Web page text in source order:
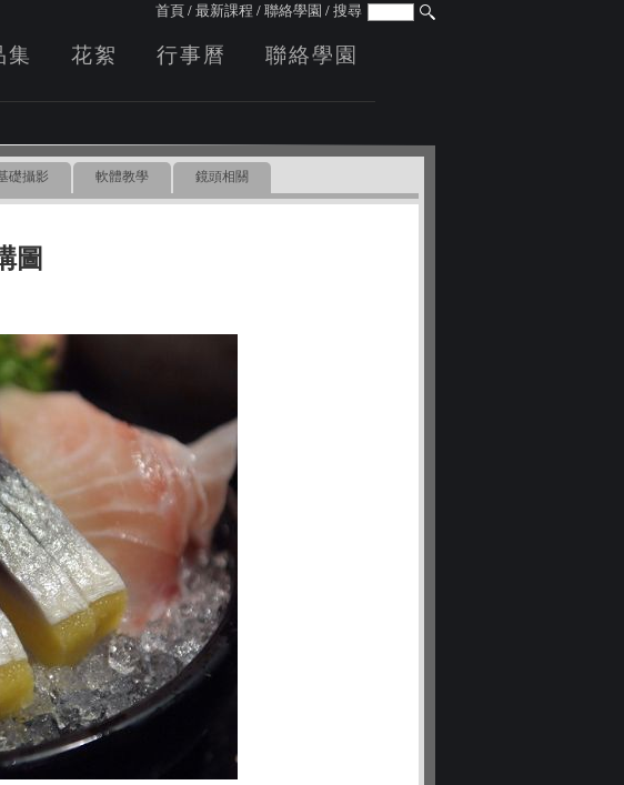
首頁/ 最新課程 / 聯絡學園 / 搜尋
集 花絮 行事曆 聯絡學園
礎攝影 軟體教學 鏡頭相關
圖